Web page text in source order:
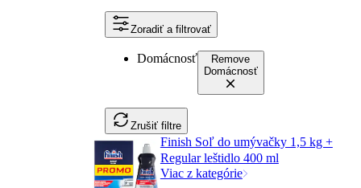
Zoradiť a filtrovať
Domácnosť
Remove
Domácnosť
Zrušiť filtre
Finish Soľ do umývačky 1,5 kg +
Regular leštidlo 400 ml
Viac z kategórie